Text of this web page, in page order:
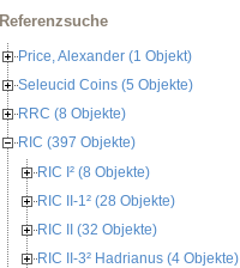
Referenzsuche
Price, Alexander (1 Objekt)
Seleucid Coins (5 Objekte)
RRC (8 Objekte)
RIC (397 Objekte)
RIC I² (8 Objekte)
RIC II-1² (28 Objekte)
RIC II (32 Objekte)
RIC II-3² Hadrianus (4 Objekte)